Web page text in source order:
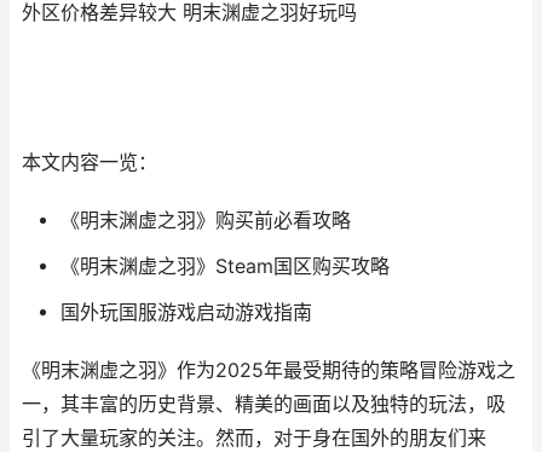
外区价格差异较大 明末渊虚之羽好玩吗
本文内容一览：
《明末渊虚之羽》购买前必看攻略
《明末渊虚之羽》Steam国区购买攻略
国外玩国服游戏启动游戏指南
《明末渊虚之羽》作为2025年最受期待的策略冒险游戏之
一，其丰富的历史背景、精美的画面以及独特的玩法，吸
引了大量玩家的关注。然而，对于身在国外的朋友们来